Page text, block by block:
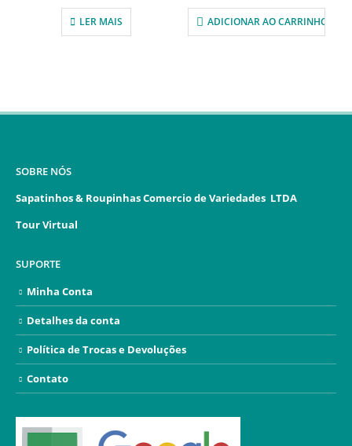
LER MAIS ADICIONAR AO CARRINHO
SOBRE NÓS
Sapatinhos & Roupinhas Comercio de Variedades LTDA
Tour Virtual
SUPORTE
Minha Conta
Detalhes da conta
Política de Trocas e Devoluções
Contato